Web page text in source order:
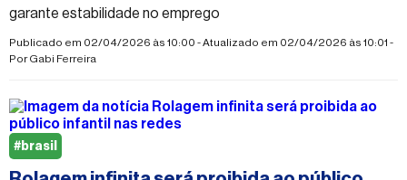
garante estabilidade no emprego
Publicado em 02/04/2026 às 10:00 - Atualizado em 02/04/2026 às 10:01 -
PorGabi Ferreira
#brasil